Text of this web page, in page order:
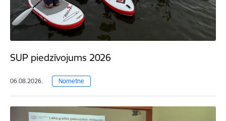
SUP piedzīvojums 2026
06.08.2026. Nometne